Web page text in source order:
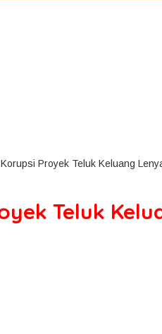
Proyek Teluk Keluang
Teluk